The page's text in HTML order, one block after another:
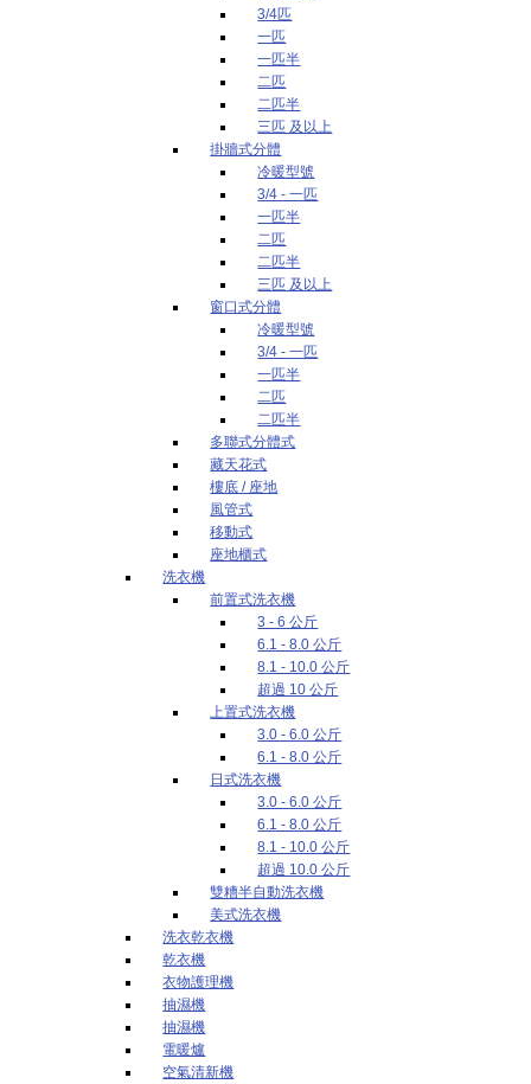
3/4匹
一匹
一匹半
二匹
二匹半
三匹 及以上
掛牆式分體
冷暖型號
3/4 - 一匹
一匹半
二匹
二匹半
三匹 及以上
窗口式分體
冷暖型號
3/4 - 一匹
一匹半
二匹
二匹半
多聯式分體式
藏天花式
樓底 / 座地
風管式
移動式
座地櫃式
洗衣機
前置式洗衣機
3 - 6 公斤
6.1 - 8.0 公斤
8.1 - 10.0 公斤
超過 10 公斤
上置式洗衣機
3.0 - 6.0 公斤
6.1 - 8.0 公斤
日式洗衣機
3.0 - 6.0 公斤
6.1 - 8.0 公斤
8.1 - 10.0 公斤
超過 10.0 公斤
雙糟半自動洗衣機
美式洗衣機
洗衣乾衣機
乾衣機
衣物護理機
抽濕機
抽濕機
電暖爐
空氣清新機